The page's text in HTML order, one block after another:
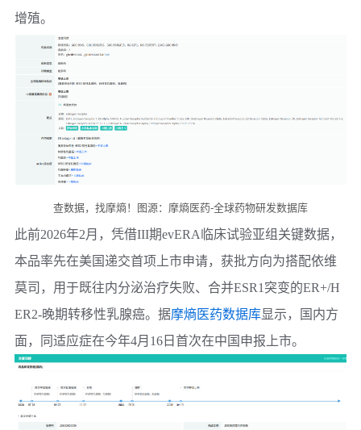
增殖。
查数据，找摩熵！图源：摩熵医药-全球药物研发数据库
此前2026年2月，凭借III期evERA临床试验亚组关键数据，
本品率先在美国递交首项上市申请，获批方向为搭配依维
莫司，用于既往内分泌治疗失败、合并ESR1突变的ER+/H
ER2-晚期转移性乳腺癌。据摩熵医药数据库显示，国内方
面，同适应症在今年4月16日首次在中国申报上市。